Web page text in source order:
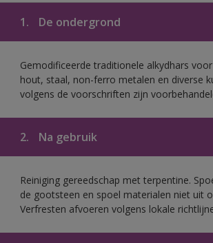
1. De ondergrond
Gemodificeerde traditionele alkydhars
hout, staal, non-ferro metalen en diverse
volgens de voorschriften zijn
2. Na gebruik
Reiniging gereedschap met terpentine.
de gootsteen en spoel materialen niet uit
Verfresten afvoeren volgens lokale